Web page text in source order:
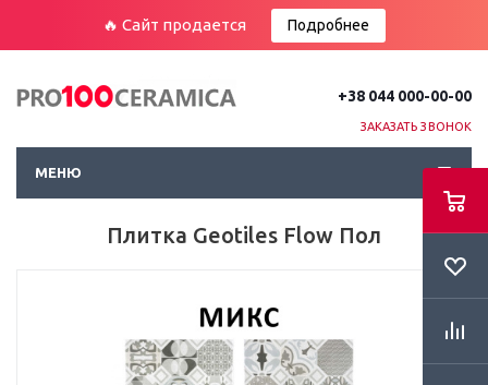
🔥 Сайт продается Подробнее
+38 044 000-00-00
ЗАКАЗАТЬ ЗВОНОК
МЕНЮ
Плитка Geotiles Flow Пол